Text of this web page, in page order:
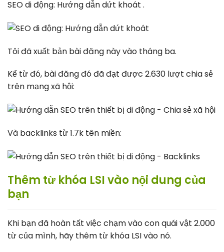
SEO di động: Hướng dẫn dứt khoát .
Tôi đã xuất bản bài đăng này vào tháng ba.
Kể từ đó, bài đăng đó đã đạt được 2.630 lượt chia sẻ
trên mạng xã hội:
Và backlinks từ 1.7k tên miền:
Thêm từ khóa LSI vào nội dung của
bạn
Khi bạn đã hoàn tất việc chạm vào con quái vật 2.000
từ của mình, hãy thêm từ khóa LSI vào nó.